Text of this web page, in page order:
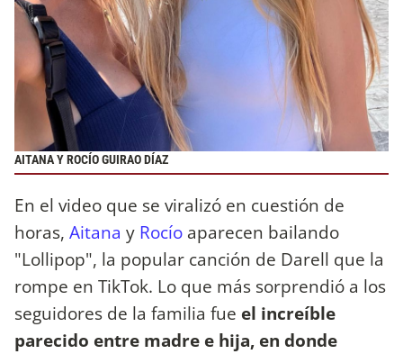
AITANA Y ROCÍO GUIRAO DÍAZ
En el video que se viralizó en cuestión de
horas, Aitana y Rocío aparecen bailando
"Lollipop", la popular canción de Darell que la
rompe en TikTok. Lo que más sorprendió a los
seguidores de la familia fue el increíble
parecido entre madre e hija, en donde